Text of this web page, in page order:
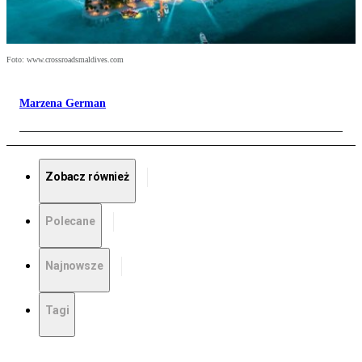
Foto: www.crossroadsmaldives.com
Marzena German
Zobacz również
Polecane
Najnowsze
Tagi